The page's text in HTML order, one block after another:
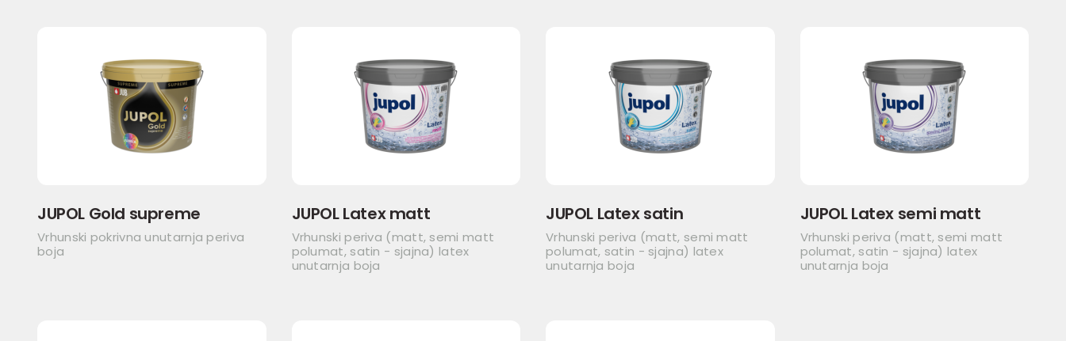
JUPOL Gold supreme
Vrhunski pokrivna unutarnja periva
boja
JUPOL Latex matt
Vrhunski periva (matt, semi matt
polumat, satin - sjajna) latex
unutarnja boja
JUPOL Latex satin
Vrhunski periva (matt, semi matt
polumat, satin - sjajna) latex
unutarnja boja
JUPOL Latex semi matt
Vrhunski periva (matt, semi matt
polumat, satin - sjajna) latex
unutarnja boja